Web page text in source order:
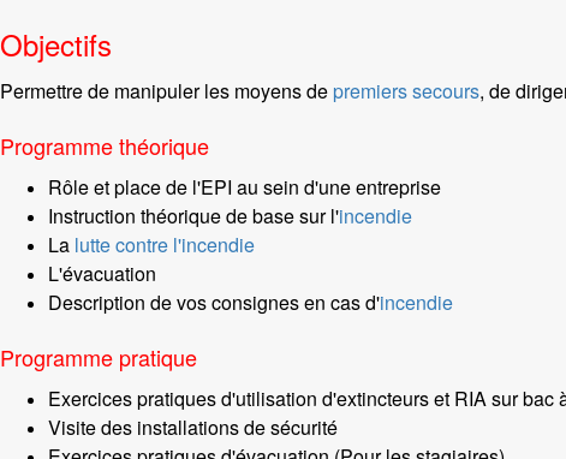
Objectifs
Permettre de manipuler les moyens depremiers secours, de
Programme théorique
Rôle et place de l'EPI au sein d'une entreprise
Instruction théorique de base sur l'incendie
La lutte contre l'incendie
L'évacuation
Description de vos consignes en cas d'incendie
Programme pratique
Exercices pratiques d'utilisation d'extincteurs et RIA sur bac
Visite des installations de sécurité